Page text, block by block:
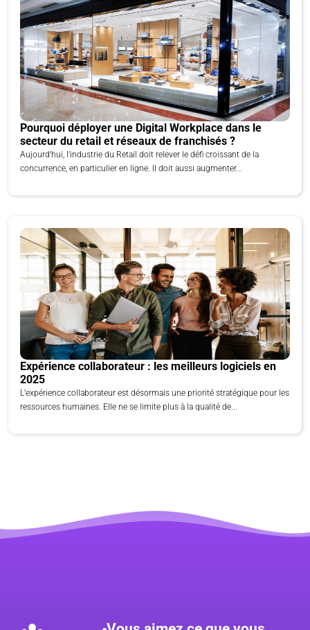
Pourquoi déployer une Digital Workplace dans le
secteur du retail et réseaux de franchisés ?
Aujourd’hui, l’industrie du Retail doit relever le défi croissant de la
concurrence, en particulier en ligne. Il doit aussi augmenter...
Expérience collaborateur : les meilleurs logiciels en
2025
L’expérience collaborateur est désormais une priorité stratégique pour les
ressources humaines. Elle ne se limite plus à la qualité de...